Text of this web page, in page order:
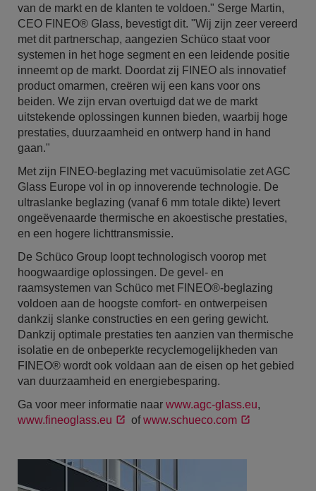
van de markt en de klanten te voldoen." Serge Martin,
CEO FINEO® Glass, bevestigt dit. "Wij zijn zeer vereerd
met dit partnerschap, aangezien Schüco staat voor
systemen in het hoge segment en een leidende positie
inneemt op de markt. Doordat zij FINEO als innovatief
product omarmen, creëren wij een kans voor ons
beiden. We zijn ervan overtuigd dat we de markt
uitstekende oplossingen kunnen bieden, waarbij hoge
prestaties, duurzaamheid en ontwerp hand in hand
gaan."
Met zijn FINEO-beglazing met vacuümisolatie zet AGC
Glass Europe vol in op innoverende technologie. De
ultraslanke beglazing (vanaf 6 mm totale dikte) levert
ongeëvenaarde thermische en akoestische prestaties,
en een hogere lichttransmissie.
De Schüco Group loopt technologisch voorop met
hoogwaardige oplossingen. De gevel- en
raamsystemen van Schüco met FINEO®-beglazing
voldoen aan de hoogste comfort- en ontwerpeisen
dankzij slanke constructies en een gering gewicht.
Dankzij optimale prestaties ten aanzien van thermische
isolatie en de onbeperkte recyclemogelijkheden van
FINEO® wordt ook voldaan aan de eisen op het gebied
van duurzaamheid en energiebesparing.
Ga voor meer informatie naar www.agc-glass.eu,
www.fineoglass.eu
ofwww.schueco.com